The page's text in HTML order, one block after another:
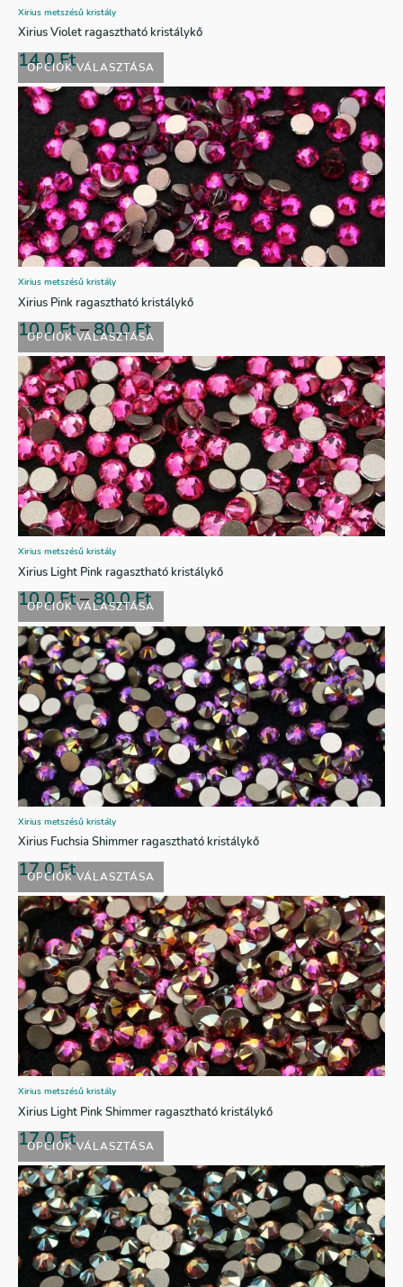
OPCIÓK VÁLASZTÁSA
Xirius metszésű kristály
Xirius Violet ragasztható kristálykő
14,0Ft
OPCIÓK VÁLASZTÁSA
Xirius metszésű kristály
Xirius Pink ragasztható kristálykő
10,0Ft–80,0Ft
OPCIÓK VÁLASZTÁSA
Xirius metszésű kristály
Xirius Light Pink ragasztható kristálykő
10,0Ft–80,0Ft
OPCIÓK VÁLASZTÁSA
Xirius metszésű kristály
Xirius Fuchsia Shimmer ragasztható kristálykő
17,0Ft
OPCIÓK VÁLASZTÁSA
Xirius metszésű kristály
Xirius Light Pink Shimmer ragasztható kristálykő
17,0Ft